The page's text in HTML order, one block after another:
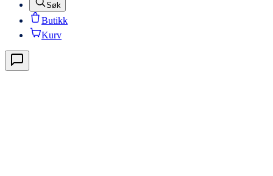
Søk
Butikk
Kurv